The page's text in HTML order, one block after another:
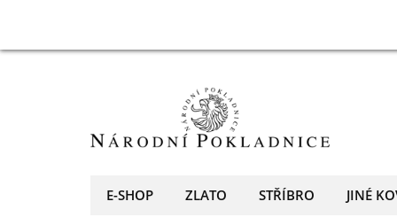
E-SHOP ZLATO STŘÍBRO JINÉ
Vhodné pro
systémy
Pokladnice